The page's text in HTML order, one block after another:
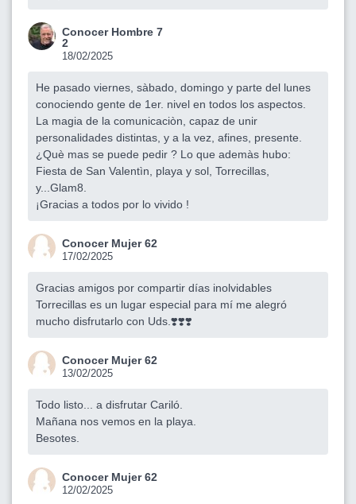
Conocer Hombre 7
2
18/02/2025
He pasado viernes, sàbado, domingo y parte del lunes
conociendo gente de 1er. nivel en todos los aspectos.
La magia de la comunicaciòn, capaz de unir
personalidades distintas, y a la vez, afines, presente.
¿Què mas se puede pedir ? Lo que ademàs hubo:
Fiesta de San Valentìn, playa y sol, Torrecillas,
y...Glam8.
¡Gracias a todos por lo vivido !
Conocer Mujer 62
17/02/2025
Gracias amigos por compartir días inolvidables
Torrecillas es un lugar especial para mí me alegró
mucho disfrutarlo con Uds.❣️❣️❣️
Conocer Mujer 62
13/02/2025
Todo listo... a disfrutar Cariló.
Mañana nos vemos en la playa.
Besotes.
Conocer Mujer 62
12/02/2025